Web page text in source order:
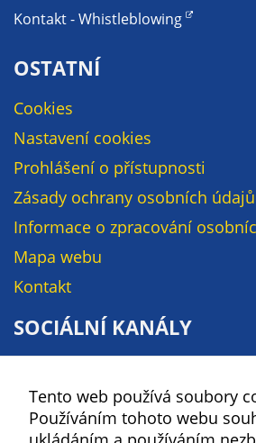
Kontakt - Whistleblowing
OSTATNÍ
Cookies
Nastavení cookies
Prohlášení o přístupnosti
Zásady ochrany osobních údajů
Informace o zpracování
Mapa webu
Kontakt
SOCIÁLNÍ KANÁLY
YouTube
Instagram
Tento web používá soubory
Používáním tohoto webu